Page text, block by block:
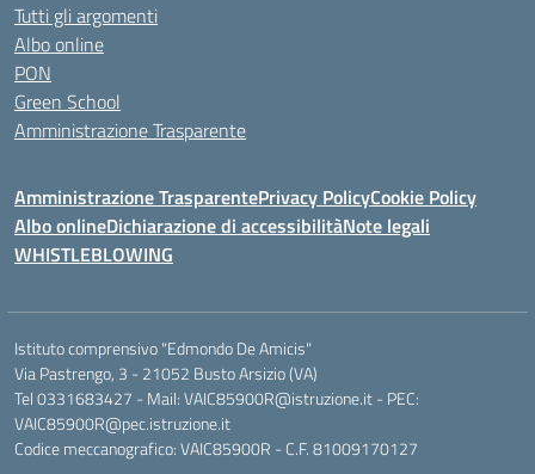
Tutti gli argomenti
Albo online
PON
Green School
Amministrazione Trasparente
Amministrazione TrasparentePrivacy PolicyCookie Policy
Albo onlineDichiarazione di accessibilitàNote legali
WHISTLEBLOWING
Istituto comprensivo "Edmondo De Amicis"
Via Pastrengo, 3 - 21052 Busto Arsizio (VA)
Tel 0331683427 - Mail: VAIC85900R@istruzione.it - PEC:
VAIC85900R@pec.istruzione.it
Codice meccanografico: VAIC85900R - C.F. 81009170127